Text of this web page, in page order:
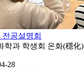
전공설명회
학과 학생회 온화(穩化)
28